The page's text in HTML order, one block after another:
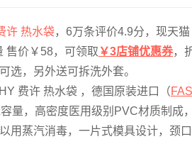
许 热水袋，6万条评价4.9分，现天
售价￥58，可领取 ￥3店铺优惠券，
选，另外送可拆洗外套。
费许 热水袋 ，德国原装进口（
量，高密度医用级别PVC材质制成
用蒸汽消毒，一片式模具设计，颈